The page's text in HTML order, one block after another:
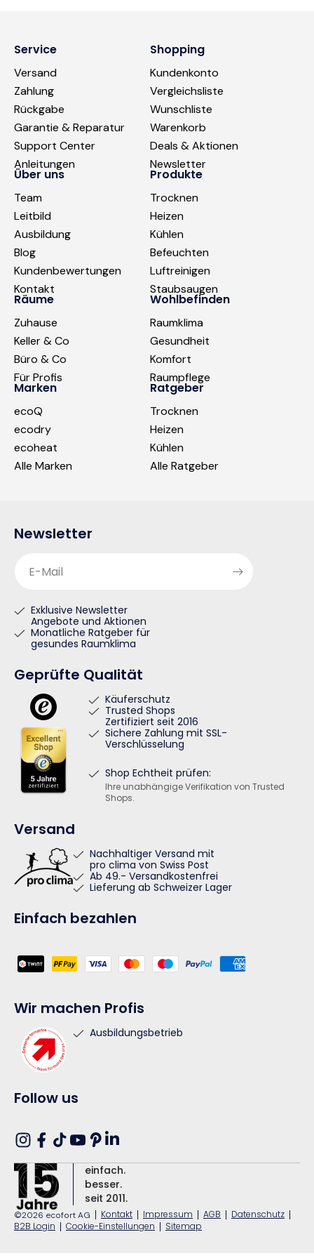
Service
Versand
Zahlung
Rückgabe
Garantie & Reparatur
Support Center
Anleitungen
Shopping
Kundenkonto
Vergleichsliste
Wunschliste
Warenkorb
Deals & Aktionen
Newsletter
Über uns
Team
Leitbild
Ausbildung
Blog
Kundenbewertungen
Kontakt
Produkte
Trocknen
Heizen
Kühlen
Befeuchten
Luftreinigen
Staubsaugen
Räume
Zuhause
Keller & Co
Büro & Co
Für Profis
Wohlbefinden
Raumklima
Gesundheit
Komfort
Raumpflege
Marken
ecoQ
ecodry
ecoheat
Alle Marken
Ratgeber
Trocknen
Heizen
Kühlen
Alle Ratgeber
Newsletter
E-Mail
Exklusive Newsletter
Angebote und Aktionen
Monatliche Ratgeber für
gesundes Raumklima
Geprüfte Qualität
Käuferschutz
Trusted Shops
Zertifiziert seit 2016
Sichere Zahlung mit SSL-
Verschlüsselung
Shop Echtheit prüfen:
Ihre unabhängige Verifikation von Trusted
Shops.
Versand
Nachhaltiger Versand mit
pro clima von Swiss Post
Ab 49.- Versandkostenfrei
Lieferung ab Schweizer Lager
Einfach bezahlen
Zahlungsmethoden
Wir machen Profis
Ausbildungsbetrieb
Follow us
Instagram
Facebook
TikTokYouTube
Pinterest
Translation
missing:
de.general.social.links.linkedin
einfach.
besser.
seit 2011.
©2026 ecofort AG | Kontakt | Impressum | AGB | Datenschutz |
B2B Login | Cookie-Einstellungen | Sitemap